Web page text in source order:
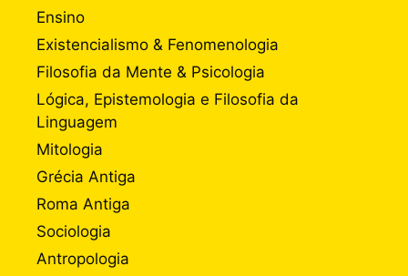
Ensino
Existencialismo & Fenomenologia
Filosofia da Mente & Psicologia
Lógica, Epistemologia e Filosofia da
Linguagem
Mitologia
Grécia Antiga
Roma Antiga
Sociologia
Antropologia